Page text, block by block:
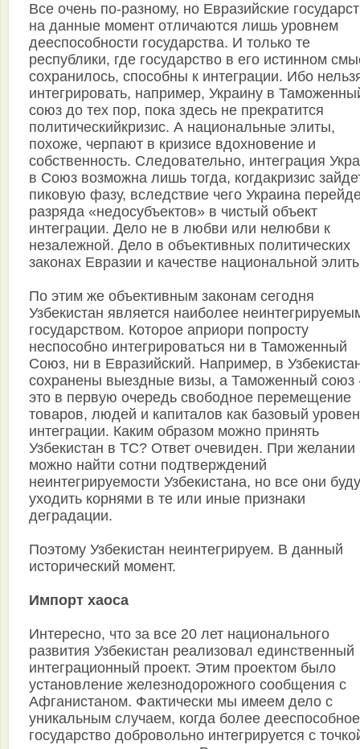
Все очень по-разному, но Евразийские
на данные момент отличаются лишь уровнем
дееспособности государства. И только те
республики, где государство в его истинном
сохранилось, способны к интеграции. Ибо
интегрировать, например, Украину в
союз до тех пор, пока здесь не прекратится
политическийкризис. А национальные элиты,
похоже, черпают в кризисе вдохновение и
собственность. Следовательно, интеграция
в Союз возможна лишь тогда, когдакризис
пиковую фазу, вследствие чего Украина
разряда «недосубъектов» в чистый объект
интеграции. Дело не в любви или нелюбви к
незалежной. Дело в объективных политических
законах Евразии и качестве национальной
По этим же объективным законам сегодня
Узбекистан является наиболее
государством. Которое априори попросту
неспособно интегрироваться ни в Таможенный
Союз, ни в Евразийский. Например, в
сохранены выездные визы, а Таможенный союз
это в первую очередь свободное перемещение
товаров, людей и капиталов как базовый
интеграции. Каким образом можно принять
Узбекистан в ТС? Ответ очевиден. При желании
можно найти сотни подтверждений
неинтегрируемости Узбекистана, но все они
уходить корнями в те или иные признаки
деградации.
Поэтому Узбекистан неинтегрируем. В данный
исторический момент.
Импорт хаоса
Интересно, что за все 20 лет национального
развития Узбекистан реализовал единственный
интеграционный проект. Этим проектом было
установление железнодорожного сообщения с
Афганистаном. Фактически мы имеем дело с
уникальным случаем, когда более дееспособное
государство добровольно интегрируется с